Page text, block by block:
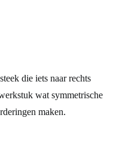
die iets naar rechts
wat symmetrische
maken.